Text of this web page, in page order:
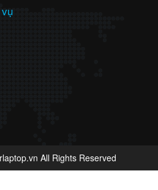
All Rights Reserved